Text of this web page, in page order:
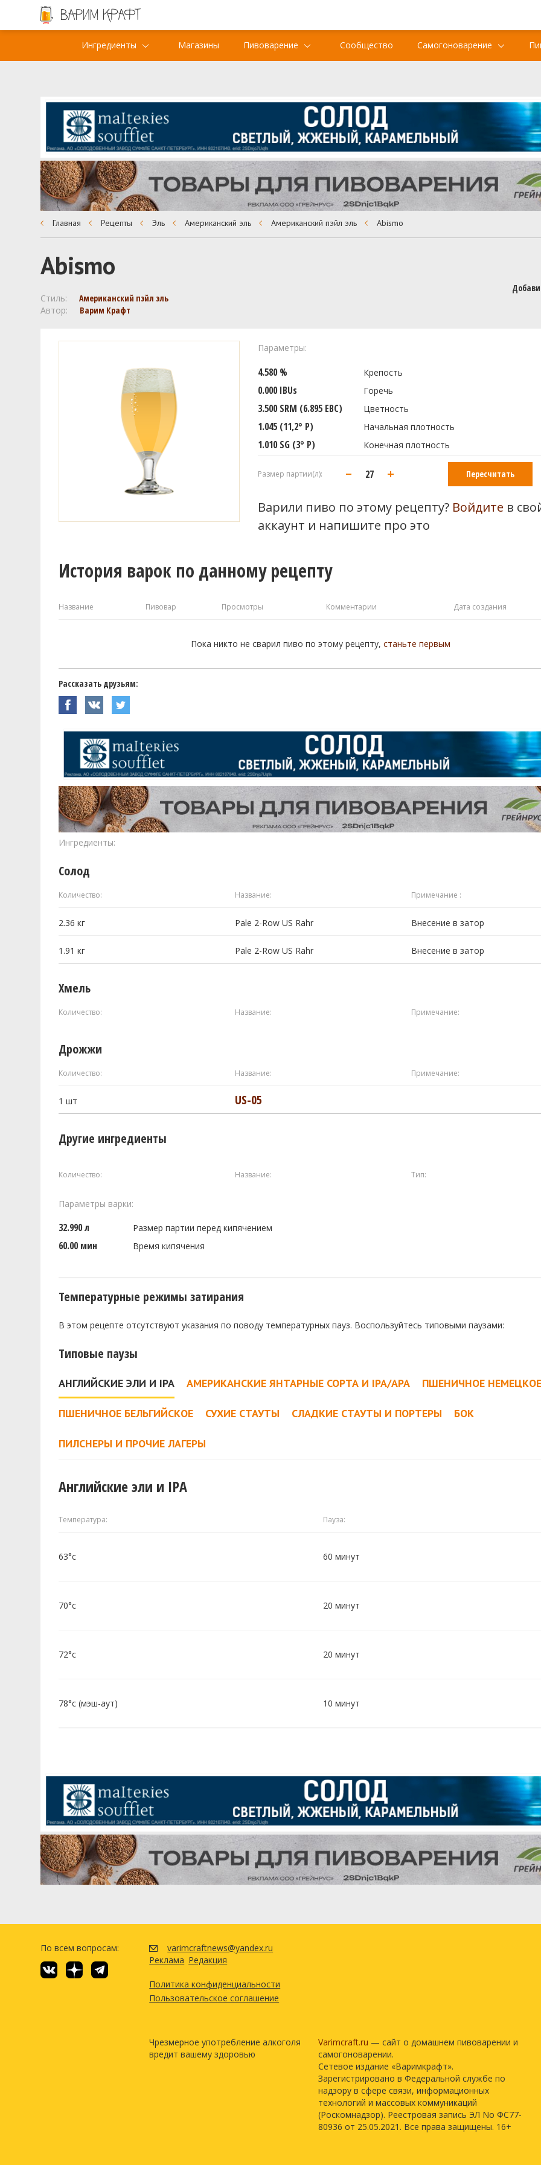
Ингредиенты Магазины Пивоварение Сообщество Самогоноварение
Главная Рецепты Эль Американский эль Американский пэйл эль Abismo
Abismo
Стиль:
Американский пэйл эль
Автор:
Варим Крафт
Параметры:
4.580 % Крепость
0.000 IBUs Горечь
3.500 SRM (6.895 EBC) Цветность
1.045 (11,2° P) Начальная плотность
1.010 SG (3° P) Конечная плотность
Размер партии(л): Пересчитать
Варили пиво по этому рецепту? Войдите в
аккаунт и напишите про это
История варок по данному рецепту
Название Пивовар Просмотры Комментарии Дата создания
Пока никто не сварил пиво по этому рецепту,станьте первым
Рассказать друзьям:
Ингредиенты:
Солод
Количество: Название: Примечание :
2.36кг Pale 2-Row US Rahr Внесение в затор
1.91кг Pale 2-Row US Rahr Внесение в затор
Хмель
Количество: Название: Примечание:
Дрожжи
Количество: Название: Примечание:
1шт US-05
Другие ингредиенты
Количество: Название: Тип:
Параметры варки:
32.990 л Размер партии перед кипячением
60.00 мин Время кипячения
Температурные режимы затирания
В этом рецепте отсутствуют указания по поводу температурных пауз. Воспользуйтесь типовыми паузами:
Типовые паузы
АНГЛИЙСКИЕ ЭЛИ И IPA АМЕРИКАНСКИЕ ЯНТАРНЫЕ СОРТА И IPA/APA ПШЕНИЧНОЕ
ПШЕНИЧНОЕ БЕЛЬГИЙСКОЕ СУХИЕ СТАУТЫ СЛАДКИЕ СТАУТЫ И ПОРТЕРЫ БОК
ПИЛСНЕРЫ И ПРОЧИЕ ЛАГЕРЫ
Английские эли и IPA
Температура: Пауза:
63°c 60 минут
70°c 20 минут
72°c 20 минут
78°c (мэш-аут) 10 минут
По всем вопросам:
varimcraftnews@yandex.ru
Реклама Редакция
Политика конфиденциальности
Пользовательское соглашение
Чрезмерное употребление алкоголя
вредит вашему здоровью
Varimcraft.ru — сайт о домашнем пивоварении и
самогоноварении.
Сетевое издание «Варимкрафт».
Зарегистрировано в Федеральной службе по
надзору в сфере связи, информационных
технологий и массовых коммуникаций
(Роскомнадзор). Реестровая запись ЭЛ No ФС77-
80936 от 25.05.2021. Все права защищены. 16+